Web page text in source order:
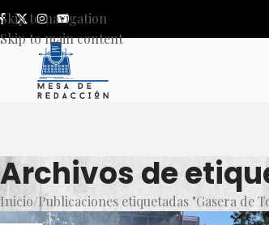
Skip to navigation
Skip to main content
Archivos de
Inicio Publicaciones etiquetadas "Gasera de